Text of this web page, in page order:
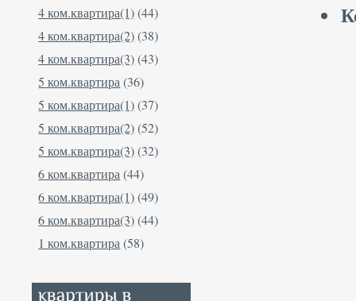
4 ком.квартира(1)(44)
4 ком.квартира(2)(38)
4 ком.квартира(3)(43)
5 ком.квартира (36)
5 ком.квартира(1)(37)
5 ком.квартира(2)(52)
5 ком.квартира(3)(32)
6 ком.квартира (44)
6 ком.квартира(1)(49)
6 ком.квартира(3)(44)
1 ком.квартира (58)